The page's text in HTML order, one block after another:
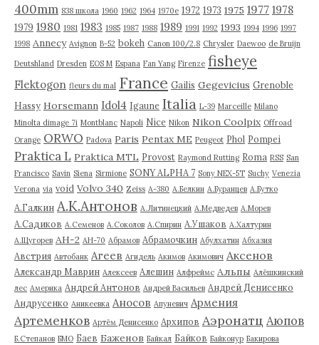
400mm 838 школа 1960 1962 1964 1970е 1972 1973 1975 1977 1978
1979 1980 1981 1983 1985 1987 1988 1989 1991 1992 1993 1994 1996 1997
1998 Annecy Avignon B-52 bokeh Canon 100/2.8 Chrysler Daewoo de Bruijn
Deutshland Dresden EOS M Espana Fan Yang Firenze fisheye
Flektogon fleurs du mal France Gailis Gegevicius Grenoble
Hassy Horsemann Idol4 Igaune Italia L-39 Marceille Milano
Minolta dimage 7i Montblanc Napoli Nice Nikon Nikon Coolpix Offroad
Orange ORWO Padova Paris Pentax ME Peugeot Phol Pompei
Praktica L Praktica MTL Provost Raymond Rutting Roma RSS San
Francisco Savin Siena Sirmione SONY ALPHA 7 Sony NEX-5T Suchy Venezia
Verona via void Volvo 340 Zeiss А-380 А.Белкин А.Буранцев А.Бутко
А.Галкин А.К.Антонов А.Литинецкий А.Медведев А.Морев
А.Садиков А.Семенов А.Соколов А.Спирин А.Ушаков А.Халтурин
А.Щугорев АН-2 АН-70 Абрамов Абрамочкин Абулхатин Абхазия
Австрия Автобанк Агеев Агидель Акимов Акимович Аксенов
Александр Маврин Алексеев Алешин Алфреймс Альпы Алёшкинский
лес Америка Андрей Антонов Андрей Васильев Андрей Денисенко
Андрусенко Аникеевка Аносов Апуневич Армения
Артеменков Артём Денисенко Архипов Аэронатц Аюпов
Б.Степанов БМО Баев Баженов Байкал Байков Байконур Бакирова